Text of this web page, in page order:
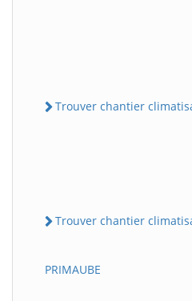
Trouver chantier
Trouver chantier
PRIMAUBE